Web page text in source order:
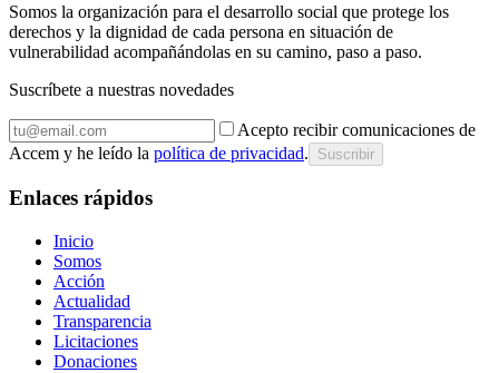
Somos la organización para el desarrollo social que protege los
derechos y la dignidad de cada persona en situación de
vulnerabilidad acompañándolas en su camino, paso a paso.
Suscríbete a nuestras novedades
Acepto recibir comunicaciones de
Accem y he leído la política de privacidad. Suscribir
Enlaces rápidos
Inicio
Somos
Acción
Actualidad
Transparencia
Licitaciones
Donaciones